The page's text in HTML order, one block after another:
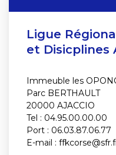
Ligue
et Disicplines
Immeuble les
Parc BERTHAULT
20000 AJACCIO
Tel : 04.95.00.00.00
Port : 06.03.87.06.77
E-mail :